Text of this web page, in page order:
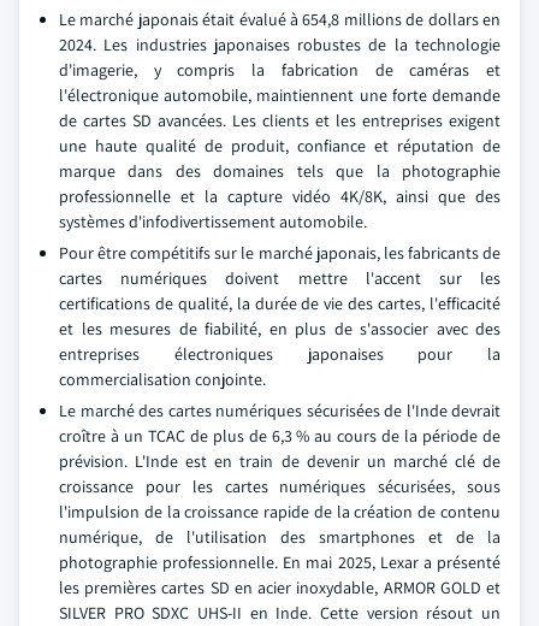
Le marché japonais était évalué à 654,8 millions de dollars en
2024. Les industries japonaises robustes de la technologie
d'imagerie, y compris la fabrication de caméras et
l'électronique automobile, maintiennent une forte demande
de cartes SD avancées. Les clients et les entreprises exigent
une haute qualité de produit, confiance et réputation de
marque dans des domaines tels que la photographie
professionnelle et la capture vidéo 4K/8K, ainsi que des
systèmes d'infodivertissement automobile.
Pour être compétitifs sur le marché japonais, les fabricants de
cartes numériques doivent mettre l'accent sur les
certifications de qualité, la durée de vie des cartes, l'efficacité
et les mesures de fiabilité, en plus de s'associer avec des
entreprises électroniques japonaises pour la
commercialisation conjointe.
Le marché des cartes numériques sécurisées de l'Inde devrait
croître à un TCAC de plus de 6,3 % au cours de la période de
prévision. L'Inde est en train de devenir un marché clé de
croissance pour les cartes numériques sécurisées, sous
l'impulsion de la croissance rapide de la création de contenu
numérique, de l'utilisation des smartphones et de la
photographie professionnelle. En mai 2025, Lexar a présenté
les premières cartes SD en acier inoxydable, ARMOR GOLD et
SILVER PRO SDXC UHS-II en Inde. Cette version résout un